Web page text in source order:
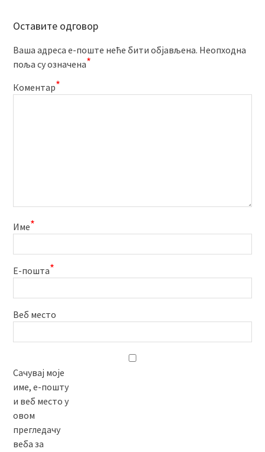
Оставите одговор
Ваша адреса е-поште неће бити објављена. Неопходна
поља су означена*
Коментар*
Име*
Е-пошта*
Веб место
Сачувај моје
име, е-пошту
и веб место у
овом
прегледачу
веба за